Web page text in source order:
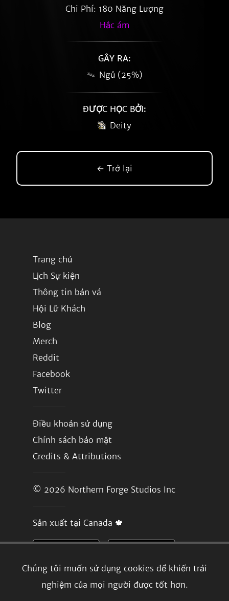
Chúng tôi muốn sử dụng cookies để khiến trải
nghiệm của mọi người được tốt hơn.
Chi Phí: 180 Năng Lượng
Hắc ám
GÂY RA:
Ngủ (25%)
ĐƯỢC HỌC BỞI:
Deity
← Trở lại
Trang chủ
Lịch Sự kiện
Thông tin bản vá
Hội Lữ Khách
Blog
Merch
Reddit
Facebook
Twitter
Điều khoản sử dụng
Chính sách bảo mật
Credits & Attributions
© 2026 Northern Forge Studios Inc
Sản xuất tại Canada 🍁